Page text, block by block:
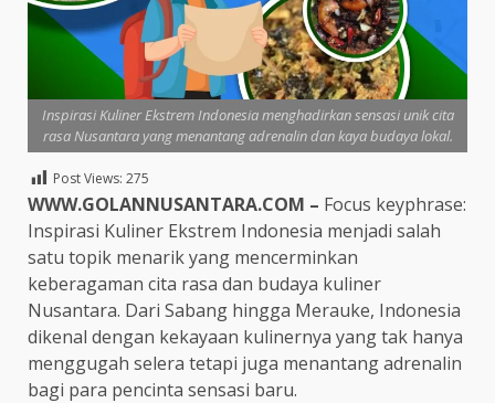
Inspirasi Kuliner Ekstrem Indonesia menghadirkan sensasi unik cita
rasa Nusantara yang menantang adrenalin dan kaya budaya lokal.
Post Views: 275
WWW.GOLANNUSANTARA.COM – Focus keyphrase:
Inspirasi Kuliner Ekstrem Indonesia menjadi salah
satu topik menarik yang mencerminkan
keberagaman cita rasa dan budaya kuliner
Nusantara. Dari Sabang hingga Merauke, Indonesia
dikenal dengan kekayaan kulinernya yang tak hanya
menggugah selera tetapi juga menantang adrenalin
bagi para pencinta sensasi baru.